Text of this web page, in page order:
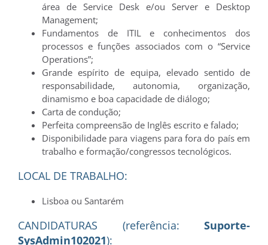
área de Service Desk e/ou Server e Desktop
Management;
Fundamentos de ITIL e conhecimentos dos
processos e funções associados com o “Service
Operations”;
Grande espírito de equipa, elevado sentido de
responsabilidade, autonomia, organização,
dinamismo e boa capacidade de diálogo;
Carta de condução;
Perfeita compreensão de Inglês escrito e falado;
Disponibilidade para viagens para fora do país em
trabalho e formação/congressos tecnológicos.
LOCAL DE TRABALHO:
Lisboa ou Santarém
CANDIDATURAS (referência:Suporte-
SysAdmin102021):